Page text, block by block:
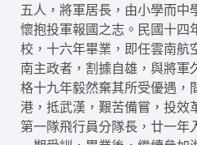
五人，將軍居長，由小學而中
懷抱投軍報國之志。民國十四
校，十六年畢業，即任雲南航
南主政者，割據自雄，與將軍
格十九年毅然棄其所受優遇，
港，抵武漢，艱苦備嘗，投效
第一隊飛行員分隊長，廿一年